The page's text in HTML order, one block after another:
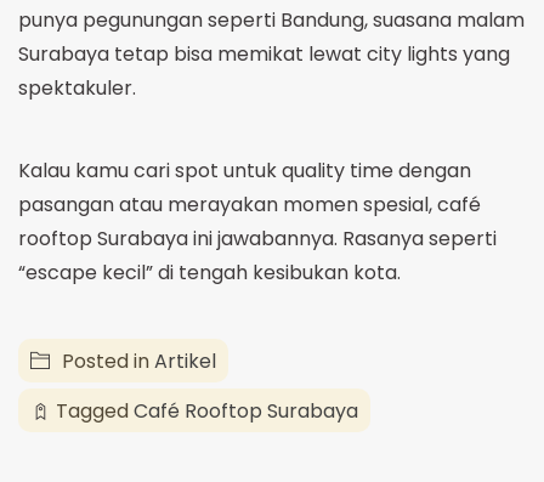
punya pegunungan seperti Bandung, suasana malam
Surabaya tetap bisa memikat lewat city lights yang
spektakuler.
Kalau kamu cari spot untuk quality time dengan
pasangan atau merayakan momen spesial, café
rooftop Surabaya ini jawabannya. Rasanya seperti
“escape kecil” di tengah kesibukan kota.
Posted inArtikel
TaggedCafé Rooftop Surabaya